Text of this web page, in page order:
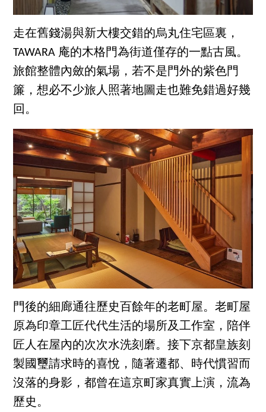
走在舊錢湯與新大樓交錯的烏丸住宅區裏，
TAWARA 庵的木格門為街道僅存的一點古風。
旅館整體內斂的氣場，若不是門外的紫色門
簾，想必不少旅人照著地圖走也難免錯過好幾
回。
門後的細廊通往歷史百餘年的老町屋。老町屋
原為印章工匠代代生活的場所及工作室，陪伴
匠人在屋內的次次水洗刻磨。接下京都皇族刻
製國璽請求時的喜悅，隨著遷都、時代慣習而
沒落的身影，都曾在這京町家真實上演，流為
歷史。